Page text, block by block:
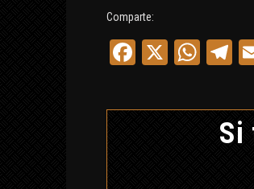
Comparte:
Facebook
X
Si